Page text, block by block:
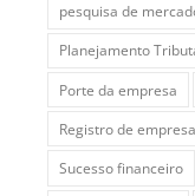
pesquisa de
Planejamento
Porte da empresa
Registro de empresa
Sucesso financeiro